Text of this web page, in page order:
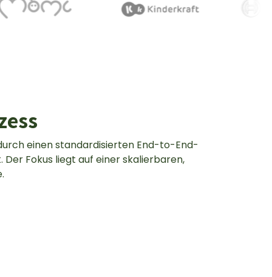
einen standardisierten End-to-End-
Fokus liegt auf einer skalierbaren,